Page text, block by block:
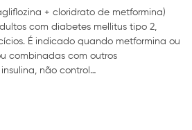
+ cloridrato de metformina)
com diabetes mellitus tipo 2,
É indicado quando metformina ou
combinadas com outros
não control…